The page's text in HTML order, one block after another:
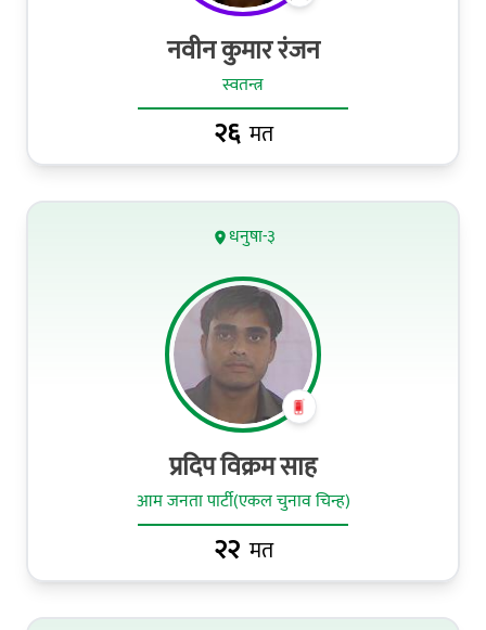
नवीन कुमार रंजन
स्वतन्त्र
२६ मत
धनुषा-३
प्रदिप विक्रम साह
आम जनता पार्टी(एकल चुनाव चिन्ह)
२२ मत